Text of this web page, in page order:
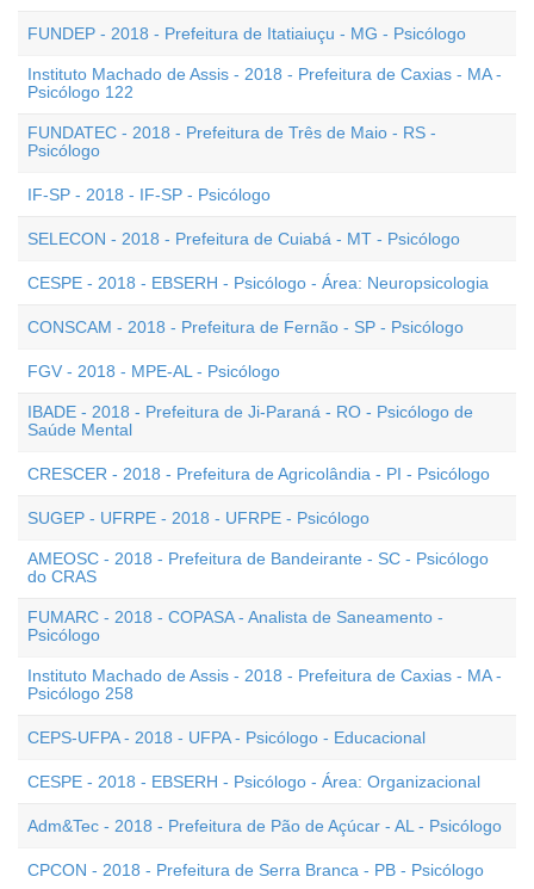
FUNDEP - 2018 - Prefeitura de Itatiaiuçu - MG - Psicólogo
Instituto Machado de Assis - 2018 - Prefeitura de Caxias - MA -
Psicólogo 122
FUNDATEC - 2018 - Prefeitura de Três de Maio - RS -
Psicólogo
IF-SP - 2018 - IF-SP - Psicólogo
SELECON - 2018 - Prefeitura de Cuiabá - MT - Psicólogo
CESPE - 2018 - EBSERH - Psicólogo - Área: Neuropsicologia
CONSCAM - 2018 - Prefeitura de Fernão - SP - Psicólogo
FGV - 2018 - MPE-AL - Psicólogo
IBADE - 2018 - Prefeitura de Ji-Paraná - RO - Psicólogo de
Saúde Mental
CRESCER - 2018 - Prefeitura de Agricolândia - PI - Psicólogo
SUGEP - UFRPE - 2018 - UFRPE - Psicólogo
AMEOSC - 2018 - Prefeitura de Bandeirante - SC - Psicólogo
do CRAS
FUMARC - 2018 - COPASA - Analista de Saneamento -
Psicólogo
Instituto Machado de Assis - 2018 - Prefeitura de Caxias - MA -
Psicólogo 258
CEPS-UFPA - 2018 - UFPA - Psicólogo - Educacional
CESPE - 2018 - EBSERH - Psicólogo - Área: Organizacional
Adm&Tec - 2018 - Prefeitura de Pão de Açúcar - AL - Psicólogo
CPCON - 2018 - Prefeitura de Serra Branca - PB - Psicólogo